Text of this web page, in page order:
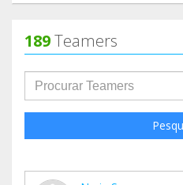
189Teamers